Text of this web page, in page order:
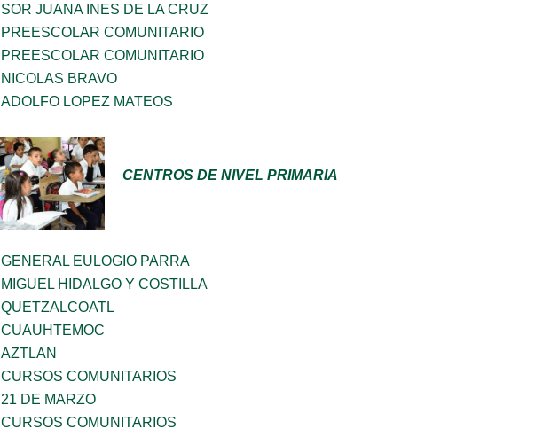
SOR JUANA INES DE LA CRUZ
PREESCOLAR COMUNITARIO
PREESCOLAR COMUNITARIO
NICOLAS BRAVO
ADOLFO LOPEZ MATEOS
CENTROS DE NIVEL PRIMARIA
GENERAL EULOGIO PARRA
MIGUEL HIDALGO Y COSTILLA
QUETZALCOATL
CUAUHTEMOC
AZTLAN
CURSOS COMUNITARIOS
21 DE MARZO
CURSOS COMUNITARIOS